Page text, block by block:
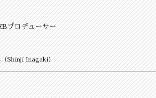
プロデューサー
（Shinji Inagaki）